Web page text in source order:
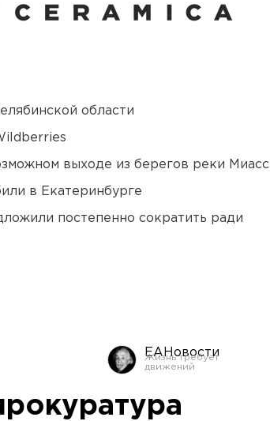
области
выходе из берегов реки Миасс
в Екатеринбурге
постепенно сократить ради
ЕАНовости